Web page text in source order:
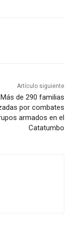
Artículo siguiente
Más de 290 familias
por combates
armados en el
Catatumbo